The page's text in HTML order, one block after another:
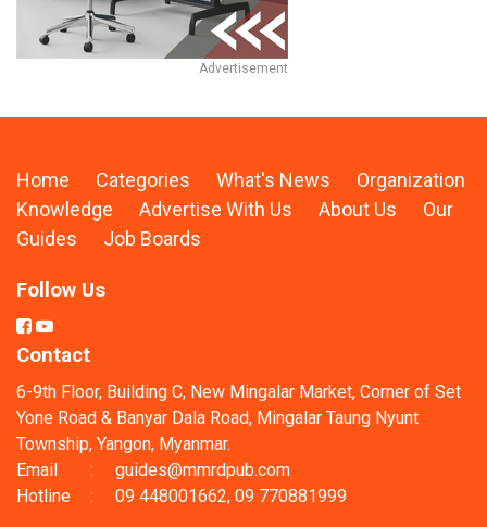
Home Categories What's News
Organization
Knowledge
Advertise With Us About Us
Our
Guides
Job Boards
Follow Us
Contact
6-9th Floor, Building C, New Mingalar Market, Corner of Set
Yone Road & Banyar Dala Road, Mingalar Taung Nyunt
Township, Yangon, Myanmar.
Email
:
guides@mmrdpub.com
Hotline
: 09 448001662, 09 770881999